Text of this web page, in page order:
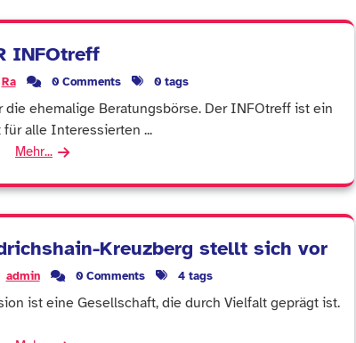
INFOtreff
Ra 0 Comments 0 tags
ehemalige Beratungsbörse. Der INFOtreff ist ein
alle Interessierten ...
Mehr...
Kreuzberg stellt sich vor
admin 0 Comments 4 tags
ist eine Gesellschaft, die durch Vielfalt geprägt ist.